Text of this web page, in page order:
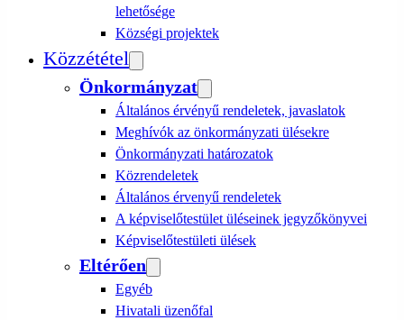
lehetősége
Községi projektek
Közzététel
Önkormányzat
Általános érvényű rendeletek, javaslatok
Meghívók az önkormányzati ülésekre
Önkormányzati határozatok
Közrendeletek
Általános érvenyű rendeletek
A képviselőtestület üléseinek jegyzőkönyvei
Képviselőtestületi ülések
Eltérően
Egyéb
Hivatali üzenőfal